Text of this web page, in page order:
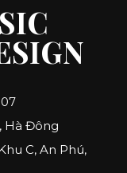
Hà Đông
C, An Phú,